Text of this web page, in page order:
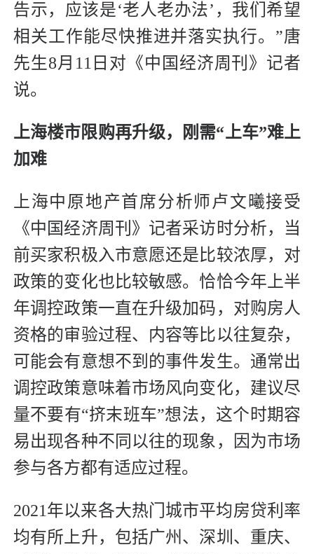
告示，应该是‘老人老办法’，我们希望
相关工作能尽快推进并落实执行。”唐
先生8月11日对《中国经济周刊》记者
说。
上海楼市限购再升级，刚需“上车”难上
加难
上海中原地产首席分析师卢文曦接受
《中国经济周刊》记者采访时分析，当
前买家积极入市意愿还是比较浓厚，对
政策的变化也比较敏感。恰恰今年上半
年调控政策一直在升级加码，对购房人
资格的审验过程、内容等比以往复杂，
可能会有意想不到的事件发生。通常出
调控政策意味着市场风向变化，建议尽
量不要有“挤末班车”想法，这个时期容
易出现各种不同以往的现象，因为市场
参与各方都有适应过程。
2021年以来各大热门城市平均房贷利率
均有所上升，包括广州、深圳、重庆、